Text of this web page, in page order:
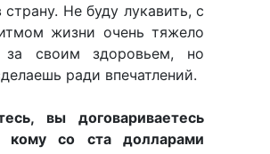
Не буду лукавить, с
жизни очень тяжело
за своим здоровьем, но
ради впечатлений.
вы договариваетесь
кому со ста долларами